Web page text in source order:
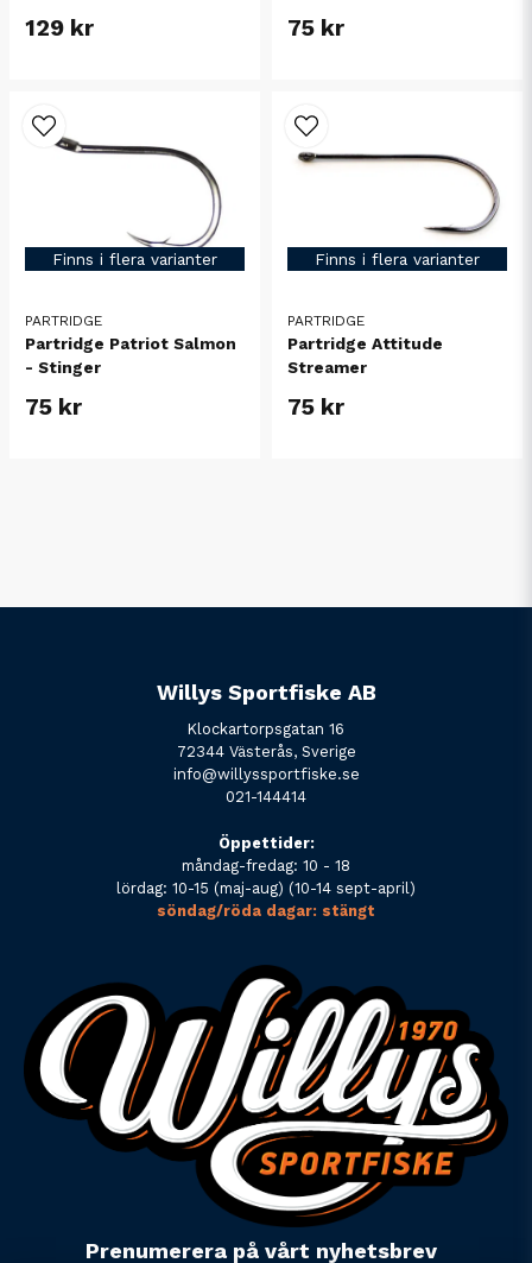
129 kr 75 kr
Finns i flera varianter
PARTRIDGE
Partridge Patriot Salmon
- Stinger
75 kr
Finns i flera varianter
PARTRIDGE
Partridge Attitude
Streamer
75 kr
Willys Sportfiske AB
Klockartorpsgatan 16
72344 Västerås, Sverige
info@willyssportfiske.se
021-144414
Öppettider:
måndag-fredag: 10 - 18
lördag: 10-15 (maj-aug) (10-14 sept-april)
söndag/röda dagar: stängt
Prenumerera på vårt nyhetsbrev